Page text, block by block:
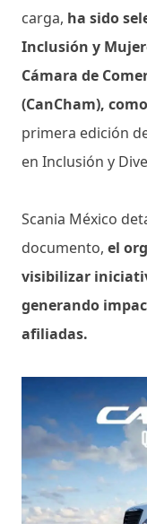
carga, ha sido
Inclusión y
Cámara de
(CanCham),
primera edición
en Inclusión y
Scania México
documento, el
visibilizar
generando
afiliadas.